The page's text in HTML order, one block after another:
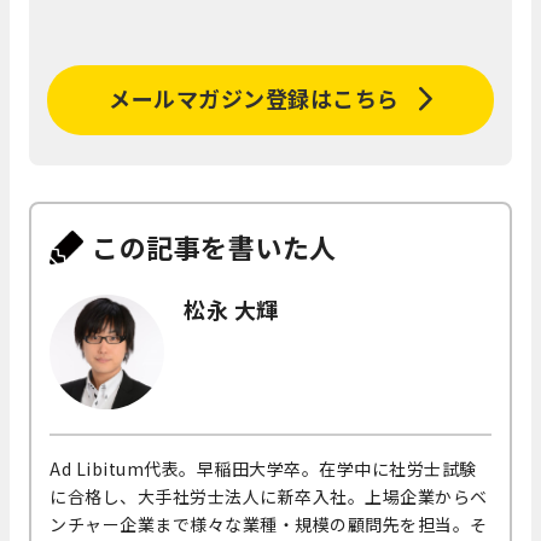
メールマガジン登録はこちら
この記事を書いた人
松永 大輝
Ad Libitum代表。早稲田大学卒。在学中に社労士試験
に合格し、大手社労士法人に新卒入社。上場企業からベ
ンチャー企業まで様々な業種・規模の顧問先を担当。そ